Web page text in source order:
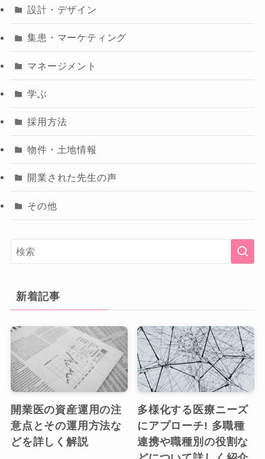
設計・デザイン
集患・マーケティング
マネージメント
学ぶ
採用方法
物件・土地情報
開業された先生の声
その他
新着記事
開業医の資産運用の注
意点とその運用方法な
どを詳しく解説
多様化する医療ニーズ
にアプローチ! 多職種
連携や職種別の役割な